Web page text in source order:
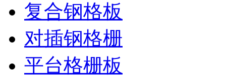
复合钢格板
对插钢格栅
平台格栅板